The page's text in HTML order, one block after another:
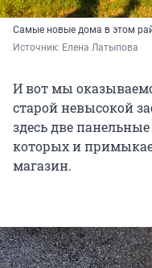
Самые новые дома в этом
Источник: Елена Латыпова
И вот мы
старой невысокой
здесь две
которых и
магазин.